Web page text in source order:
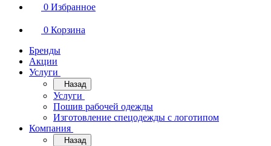
0 Избранное
0 Корзина
Бренды
Акции
Услуги
Назад
Услуги
Пошив рабочей одежды
Изготовление спецодежды с логотипом
Компания
Назад